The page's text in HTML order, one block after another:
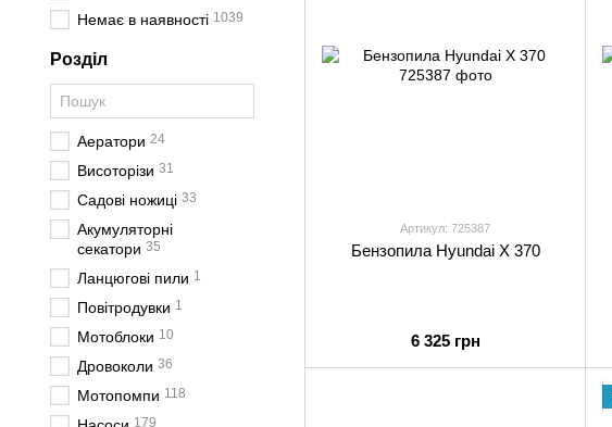
Артикул: 725387
Бензопила Hyundai X 370
6 325 грн
Немає в наявності 1039
Розділ
Аератори 24
Висоторізи 31
Садові ножиці 33
Акумуляторні
секатори 35
Ланцюгові пили 1
Повітродувки 1
Мотоблоки 10
Дровоколи 36
Мотопомпи 118
179